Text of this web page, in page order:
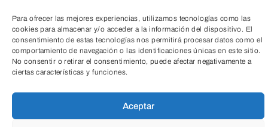
Para ofrecer las mejores experiencias, utilizamos tecnologías como las
cookies para almacenar y/o acceder a la información del dispositivo. El
consentimiento de estas tecnologías nos permitirá procesar datos como el
comportamiento de navegación o las identificaciones únicas en este sitio.
No consentir o retirar el consentimiento, puede afectar negativamente a
ciertas características y funciones.
Aceptar
fase de validación por parte delInstituto
Tecnológico de Castilla y León ITCL,
entidad colaboradora con el programa
Emprendedores.